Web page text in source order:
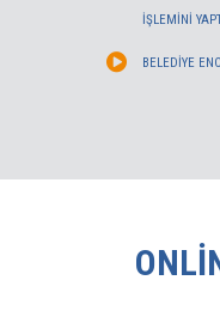
İŞLEMİNİ
BELEDİYE